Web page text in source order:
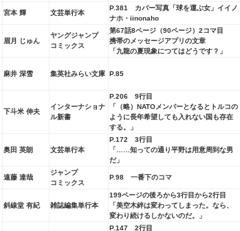
宮本 輝 文芸単行本
P.381 カバー写真「球を運ぶ女」イイノ
ナホ・iinonaho
眉月 じゅん
ヤングジャンプ
コミックス
第67話8ページ（90ページ）2コマ目
携帯のメッセージアプリの文章
「九龍の夏現象につてはどうです？」
麻井 深雪 集英社みらい文庫 P.85
下斗米 伸夫
インターナショナ
ル新書
P.206 9行目
「（略）NATOメンバーとなるとトルコの
ように長年希望しても入れない国も存在
する。」
奥田 英朗 文芸単行本
P.172 3行目
「……知っての通り平野は用意周到な男
だ」
遠藤 達哉
ジャンプ
コミックス
P.98 一番下のコマ
斜線堂 有紀 雑誌編集単行本
199ページの後ろから3行目から2行目
「美空木絆は変わってしまった。なら、
変わり続けるしかないのだ。」
P.147 2行目